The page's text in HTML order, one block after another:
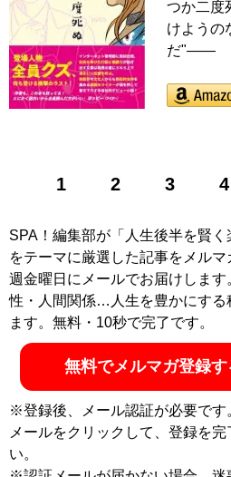
つか二度
けようの
だ"――
1 2 3 4
SPA！編集部が「人生後半を賢く
をテーマに厳選した記事をメル
週金曜日にメールでお届けします
性・人間関係…人生を豊かにする
ます。無料・10秒で完了です。
無料でメルマガ登録
※登録後、メール認証が必要です
メールをクリックして、登録を完
い。